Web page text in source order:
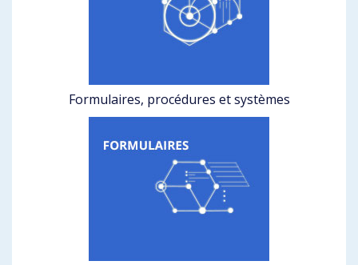
Formulaires, procédures et systèmes